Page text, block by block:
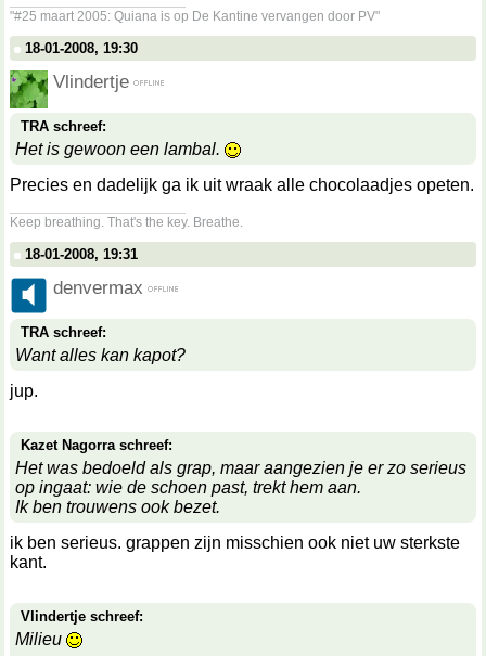
"#25 maart 2005: Quiana is op De Kantine vervangen door PV"
18-01-2008, 19:30
Vlindertje
TRA schreef:
Het is gewoon een lambal.
Precies en dadelijk ga ik uit wraak alle chocolaadjes opeten.
Keep breathing. That's the key. Breathe.
18-01-2008, 19:31
denvermax
TRA schreef:
Want alles kan kapot?
jup.
Kazet Nagorra schreef:
Het was bedoeld als grap, maar aangezien je er zo serieus
op ingaat: wie de schoen past, trekt hem aan.
Ik ben trouwens ook bezet.
ik ben serieus. grappen zijn misschien ook niet uw sterkste
kant.
Vlindertje schreef:
Milieu